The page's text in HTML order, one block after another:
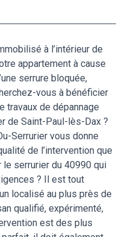
à l’intérieur de
appartement à cause
serrure bloquée,
vous à bénéficier
travaux de dépannage
de Saint-Paul-lès-Dax ?
Serrurier vous donne
de l’intervention que
serrurier du 40990 qui
? Il est tout
localisé au plus près de
qualifié, expérimenté,
est des plus